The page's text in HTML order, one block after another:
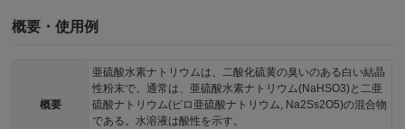
概要・使用例
概要
亜硫酸水素ナトリウムは、二酸化硫黄の臭いのある白い結晶
性粉末で、通常は、亜硫酸水素ナトリウム(NaHSO3)と二亜
硫酸ナトリウム(ピロ亜硫酸ナトリウム, Na2Ss2O5)の混合物
である。水溶液は酸性を示す。